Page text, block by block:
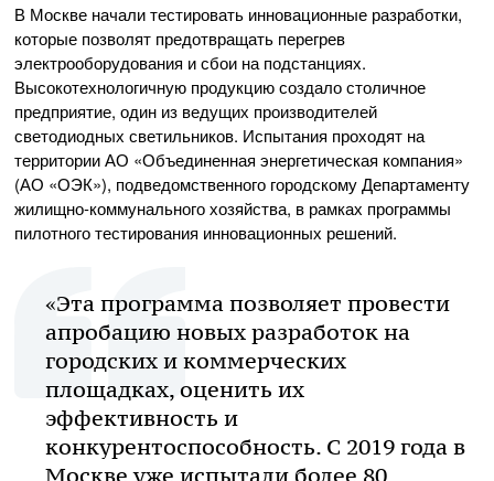
В Москве начали тестировать инновационные разработки,
которые позволят предотвращать перегрев
электрооборудования и сбои на подстанциях.
Высокотехнологичную продукцию создало столичное
предприятие, один из ведущих производителей
светодиодных светильников. Испытания проходят на
территории АО «Объединенная энергетическая компания»
(АО «ОЭК»), подведомственного городскому Департаменту
жилищно-коммунального хозяйства, в рамках программы
пилотного тестирования инновационных решений.
«Эта программа позволяет провести
апробацию новых разработок на
городских и коммерческих
площадках, оценить их
эффективность и
конкурентоспособность. С 2019 года в
Москве уже испытали более 80